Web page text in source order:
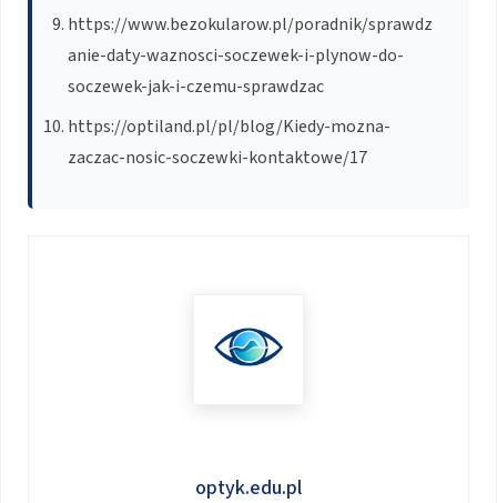
https://www.bezokularow.pl/poradnik/sprawdz
anie-daty-waznosci-soczewek-i-plynow-do-
soczewek-jak-i-czemu-sprawdzac
https://optiland.pl/pl/blog/Kiedy-mozna-
zaczac-nosic-soczewki-kontaktowe/17
optyk.edu.pl